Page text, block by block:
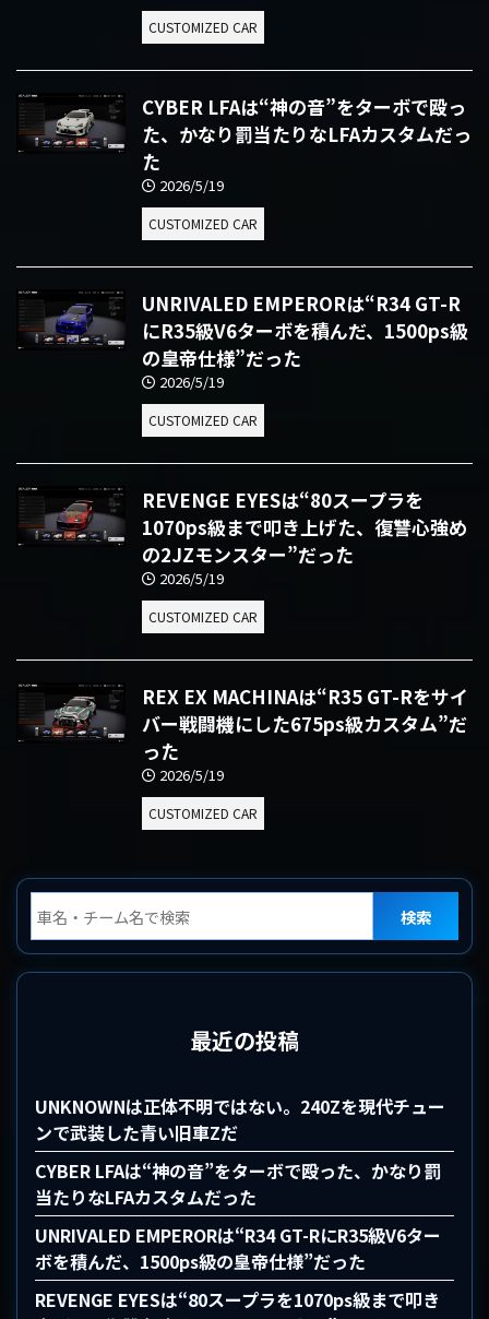
CUSTOMIZED CAR
CYBER LFAは“神の音”をターボで殴っ
た、かなり罰当たりなLFAカスタムだっ
た
2026/5/19
CUSTOMIZED CAR
UNRIVALED EMPERORは“R34 GT-R
にR35級V6ターボを積んだ、1500ps級
の皇帝仕様”だった
2026/5/19
CUSTOMIZED CAR
REVENGE EYESは“80スープラを
1070ps級まで叩き上げた、復讐心強め
の2JZモンスター”だった
2026/5/19
CUSTOMIZED CAR
REX EX MACHINAは“R35 GT-Rをサイ
バー戦闘機にした675ps級カスタム”だ
った
2026/5/19
CUSTOMIZED CAR
検索
最近の投稿
UNKNOWNは正体不明ではない。240Zを現代チュー
ンで武装した青い旧車Zだ
CYBER LFAは“神の音”をターボで殴った、かなり罰
当たりなLFAカスタムだった
UNRIVALED EMPERORは“R34 GT-RにR35級V6ター
ボを積んだ、1500ps級の皇帝仕様”だった
REVENGE EYESは“80スープラを1070ps級まで叩き